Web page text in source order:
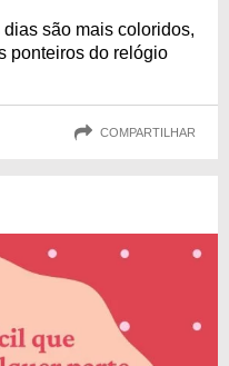
são mais coloridos,
ponteiros do relógio
COMPARTILHAR